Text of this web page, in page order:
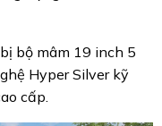
bộ mâm 19 inch 5
Hyper Silver kỹ
cấp.